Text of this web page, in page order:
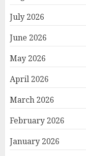
July 2026
June 2026
May 2026
April 2026
March 2026
February 2026
January 2026